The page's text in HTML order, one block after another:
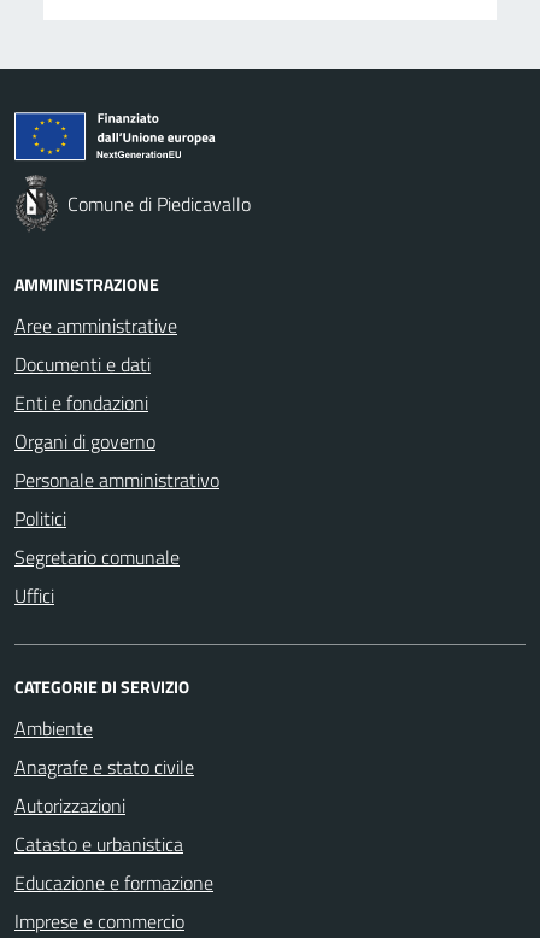
Comune di Piedicavallo
AMMINISTRAZIONE
Aree amministrative
Documenti e dati
Enti e fondazioni
Organi di governo
Personale amministrativo
Politici
Segretario comunale
Uffici
CATEGORIE DI SERVIZIO
Ambiente
Anagrafe e stato civile
Autorizzazioni
Catasto e urbanistica
Educazione e formazione
Imprese e commercio